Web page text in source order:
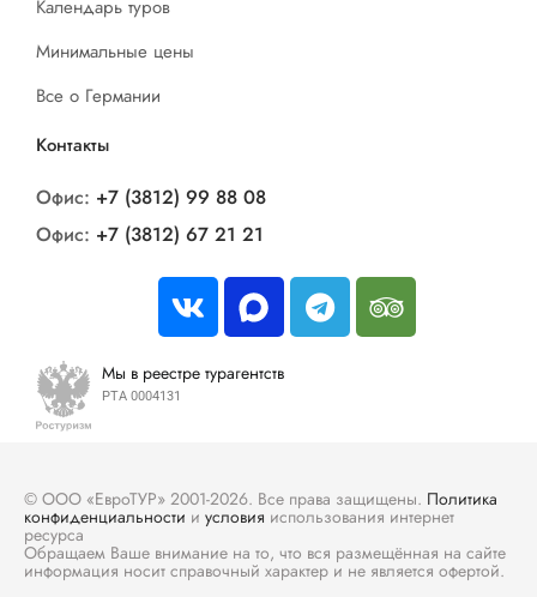
Календарь туров
Минимальные цены
Все о Германии
Контакты
Офис: +7 (3812) 99 88 08
Офис: +7 (3812) 67 21 21
Мы в реестре турагентств
РТА 0004131
© ООО «ЕвроТУР» 2001-2026. Все права защищены. Политика
конфиденциальности и условия использования интернет
ресурса
Обращаем Ваше внимание на то, что вся размещённая на сайте
информация носит справочный характер и не является офертой.